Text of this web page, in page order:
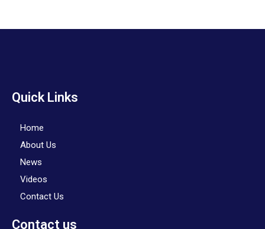
Quick Links
Home
About Us
News
Videos
Contact Us
Contact us